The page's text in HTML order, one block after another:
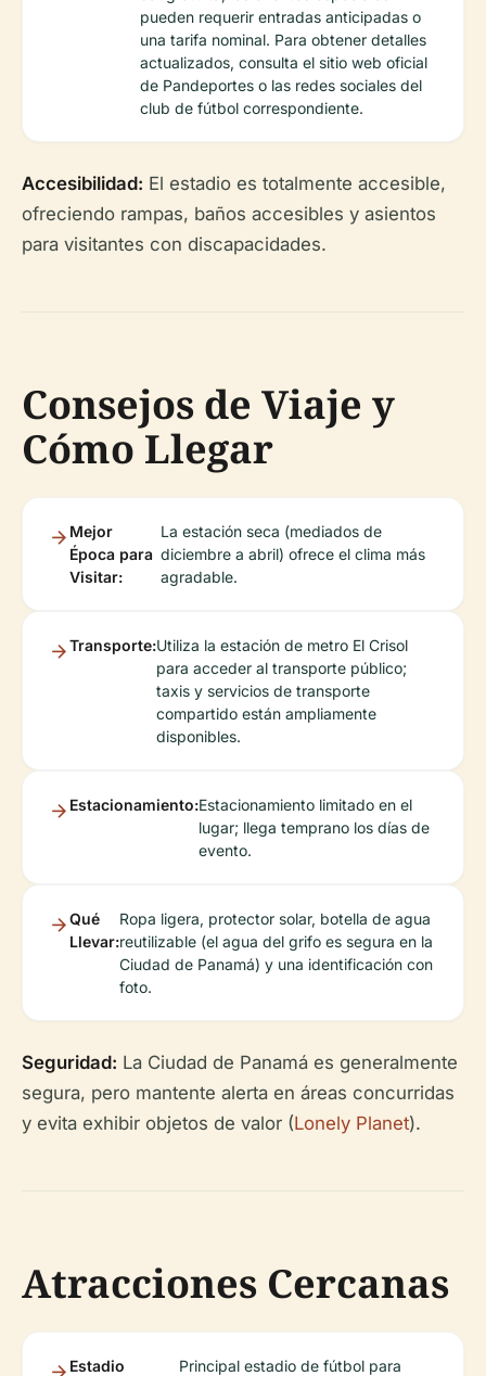
pueden requerir entradas anticipadas o
una tarifa nominal. Para obtener detalles
actualizados, consulta el sitio web oficial
de Pandeportes o las redes sociales del
club de fútbol correspondiente.
Accesibilidad: El estadio es totalmente accesible,
ofreciendo rampas, baños accesibles y asientos
para visitantes con discapacidades.
Consejos de Viaje y
Cómo Llegar
Mejor
Época para
Visitar:
La estación seca (mediados de
diciembre a abril) ofrece el clima más
agradable.
Transporte:Utiliza la estación de metro El Crisol
para acceder al transporte público;
taxis y servicios de transporte
compartido están ampliamente
disponibles.
Estacionamiento:Estacionamiento limitado en el
lugar; llega temprano los días de
evento.
Qué
Llevar:
Ropa ligera, protector solar, botella de agua
reutilizable (el agua del grifo es segura en la
Ciudad de Panamá) y una identificación con
foto.
Seguridad: La Ciudad de Panamá es generalmente
segura, pero mantente alerta en áreas concurridas
y evita exhibir objetos de valor (Lonely Planet).
Atracciones Cercanas
Estadio
Principal estadio de fútbol para